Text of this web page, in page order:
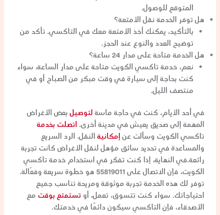
المتوقع للوصول.
هل توفر الخدمة نقل الأمتعة؟
بالتأكيد، يمكنك أخذ الأمتعة معك في التاكسي. تأكد من
توضيح العدد والنوع عند الحجز.
هل الخدمة متاحة على مدار 24 ساعة؟
نعم، خدمة تاكسي الكويت متاحة على مدار الساعة، سواء
كنت بحاجة إلى سيارة في وقت مبكر من الصباح أو في
منتصف الليل.
في أحد الأيام، كنت في حاجة ماسة لتوصيلبعض الأغراض
المهمة إلى صديق يعيش في مدينة أخرى. اتصلت بخدمة
تاكسي الكويت وسألت عنإمكانيةالنقل. الرد السريع
والمساعدة في تحديد سائق مؤهل لنقل الأغراض كانت تجربة
رائعة.في النهاية، إذا كنت تفكر في استخدام خدمة تاكسي
الكويت، فإن الاتصال على 55819011 هو خطوة سريعة وفعّالة.
توفر لك هذه الخدمة تجربة موثوقة ومريحة تناسب جميع
احتياجاتك. سواء كنت تتسوق، تعمل، أو تستمتع بوقت مع
الأصدقاء، فإن التاكسي سيكون دائمًا في خدمتك.